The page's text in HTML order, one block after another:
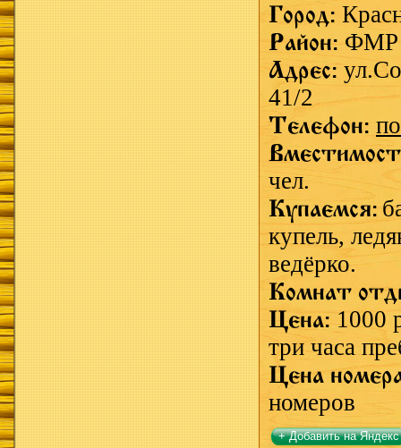
Город:
Район: ФМР
Адрес:
41/2
Телефон:
чел.
Купаемся:
купель,
ведёрко.
Комнат
Цена: 1000
три часа
Цена
номеров
+ Добавить на Яндекс